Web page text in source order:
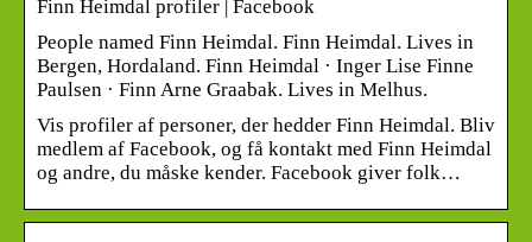
Finn Heimdal profiler | Facebook
People named Finn Heimdal. Finn Heimdal. Lives in
Bergen, Hordaland. Finn Heimdal · Inger Lise Finne
Paulsen · Finn Arne Graabak. Lives in Melhus.
Vis profiler af personer, der hedder Finn Heimdal. Bliv
medlem af Facebook, og få kontakt med Finn Heimdal
og andre, du måske kender. Facebook giver folk…